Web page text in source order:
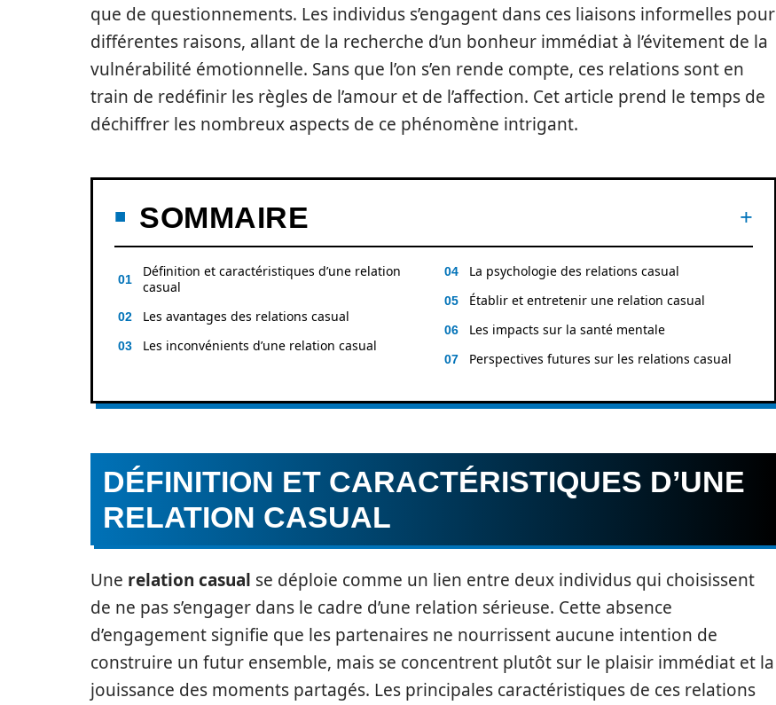
que de questionnements. Les individus s’engagent dans ces liaisons informelles pour
différentes raisons, allant de la recherche d’un bonheur immédiat à l’évitement de la
vulnérabilité émotionnelle. Sans que l’on s’en rende compte, ces relations sont en
train de redéfinir les règles de l’amour et de l’affection. Cet article prend le temps de
déchiffrer les nombreux aspects de ce phénomène intrigant.
SOMMAIRE
Définition et caractéristiques d’une relation
casual
Les avantages des relations casual
Les inconvénients d’une relation casual
La psychologie des relations casual
Établir et entretenir une relation casual
Les impacts sur la santé mentale
Perspectives futures sur les relations casual
DÉFINITION ET CARACTÉRISTIQUES D’UNE
RELATION CASUAL
Une relation casual se déploie comme un lien entre deux individus qui choisissent
de ne pas s’engager dans le cadre d’une relation sérieuse. Cette absence
d’engagement signifie que les partenaires ne nourrissent aucune intention de
construire un futur ensemble, mais se concentrent plutôt sur le plaisir immédiat et la
jouissance des moments partagés. Les principales caractéristiques de ces relations